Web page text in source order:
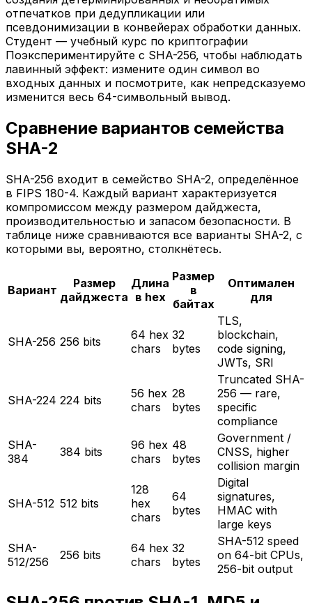
отпечатков при дедупликации или
псевдонимизации в конвейерах обработки данных.
Студент — учебный курс по криптографии
Поэкспериментируйте с SHA-256, чтобы наблюдать
лавинный эффект: измените один символ во
входных данных и посмотрите, как непредсказуемо
изменится весь 64-символьный вывод.
Сравнение вариантов семейства
SHA-2
SHA-256 входит в семейство SHA-2, определённое
в FIPS 180-4. Каждый вариант характеризуется
компромиссом между размером дайджеста,
производительностью и запасом безопасности. В
таблице ниже сравниваются все варианты SHA-2, с
которыми вы, вероятно, столкнётесь.
Вариант
Размер
дайджеста
Длина
в hex
Размер
в
байтах
Оптимален
для
SHA-256 256 bits
64 hex
chars
32
bytes
TLS,
blockchain,
code signing,
JWTs, SRI
SHA-224 224 bits
56 hex
chars
28
bytes
Truncated SHA-
256 — rare,
specific
compliance
SHA-
384
384 bits
96 hex
chars
48
bytes
Government /
CNSS, higher
collision margin
SHA-512 512 bits
128
hex
chars
64
bytes
Digital
signatures,
HMAC with
large keys
SHA-
512/256
256 bits
64 hex
chars
32
bytes
SHA-512 speed
on 64-bit CPUs,
256-bit output